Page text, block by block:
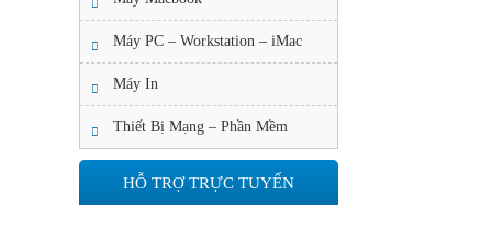
Máy PC – Workstation – iMac
Máy In
Thiết Bị Mạng – Phần Mềm
HỖ TRỢ TRỰC TUYẾN